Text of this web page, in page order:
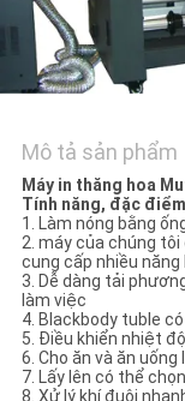
TẤT
CẢ
CÁC
TRƯỜNG
HỢP
COMPANY
NEWS
SƠ
Mô tả sản phẩm
Máy in thăng hoa
Tính năng, đặc
1. Làm nóng bằng
2. máy của chúng
cung cấp nhiều
3. Dễ dàng tải
làm việc
4. Blackbody tuble
5. Điều khiển nhiệt
6. Cho ăn và ăn uống
7. Lấy lên có thể
8. Xử lý khí đuôi